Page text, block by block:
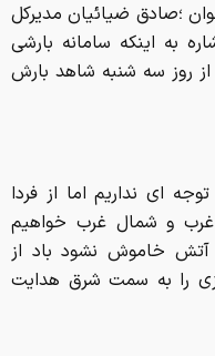
؛صادق ضیائیان مدیرکل
به اینکه سامانه بارشی
روز سه شنبه شاهد بارش
ای نداریم اما از فردا
و شمال غرب خواهیم
خاموش نشود باد از
را به سمت شرق هدایت